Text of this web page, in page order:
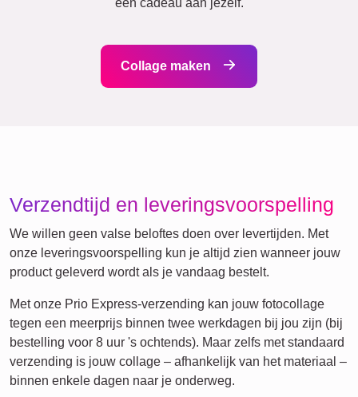
Rouw Huisdier-Rouw
Waar we voor staan
Bij ons staat de klant centraal. Geen registratie vereist, geen
tracking en altijd volledige prijs transparantie. Wij
garanderen premium materialen en drukkwaliteit,
gebruiksvriendelijke apps voor alle niveaus en een